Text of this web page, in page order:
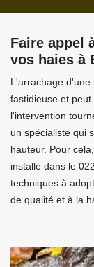
Faire appel
vos haies à
L'arrachage
fastidieuse et
l'intervention
un spécialiste qui
hauteur. Pour
installé dans le
techniques à
de qualité et à la